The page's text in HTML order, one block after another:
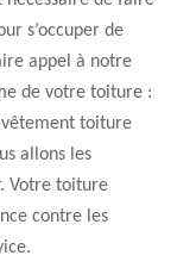
s’occuper de
appel à notre
de votre toiture :
toiture
allons les
Votre toiture
contre les